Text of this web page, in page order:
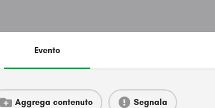
Evento
Aggrega contenuto Segnala